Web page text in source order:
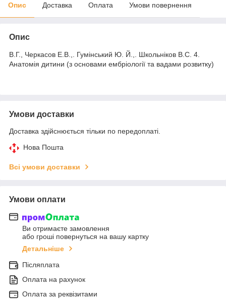
Опис Доставка Оплата Умови повернення
Опис
В.Г., Черкасов Е.В.,. Гумінський Ю. Й.,. Школьніков В.С. 4.
Анатомія дитини (з основами ембріології та вадами розвитку)
Умови доставки
Доставка здійснюється тільки по передоплаті.
Нова Пошта
Всі умови доставки
Умови оплати
Ви отримаєте замовлення
або гроші повернуться на вашу картку
Детальніше
Післяплата
Оплата на рахунок
Оплата за реквізитами